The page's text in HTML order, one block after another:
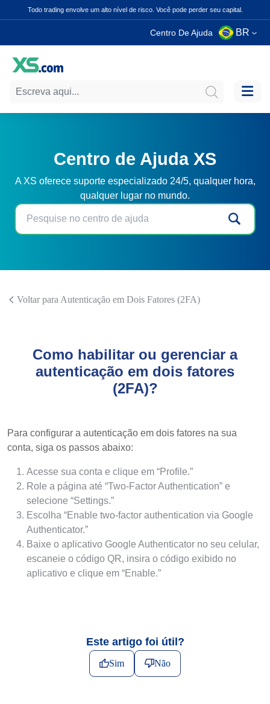
Todo trading envolve um alto nível de risco. Você pode perder seu capital.
Centro De Ajuda BR
Centro de Ajuda XS
A XS oferece suporte especializado 24/5, qualquer hora,
qualquer lugar no mundo.
Voltar para Autenticação em Dois Fatores (2FA)
Como habilitar ou gerenciar a
autenticação em dois fatores
(2FA)?
Para configurar a autenticação em dois fatores na sua
conta, siga os passos abaixo:
Acesse sua conta e clique em “Profile.”
Role a página até “Two-Factor Authentication” e
selecione “Settings.”
Escolha “Enable two-factor authentication via Google
Authenticator.”
Baixe o aplicativo Google Authenticator no seu celular,
escaneie o código QR, insira o código exibido no
aplicativo e clique em “Enable.”
Este artigo foi útil?
Sim Não